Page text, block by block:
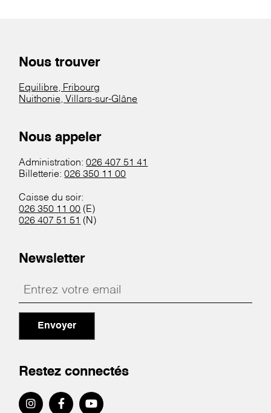
Nous trouver
Equilibre, Fribourg
Nuithonie, Villars-sur-Glâne
Nous appeler
Administration:026 407 51 41
Billetterie:026 350 11 00
Caisse du soir:
026 350 11 00 (E)
026 407 51 51 (N)
Newsletter
Envoyer
Restez connectés